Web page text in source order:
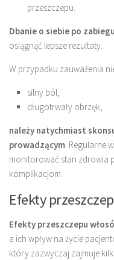
przeszczepu.
Dbanie o siebie po
osiągnąć lepsze rezultaty.
W przypadku zauważenia
silny ból,
długotrwały obrzęk,
należy natychmiast
prowadzącym. Regularne
monitorować stan zdrowia
komplikacjom.
Efekty
Efekty przeszczepu
a ich wpływ na życie
który zazwyczaj zajmuje